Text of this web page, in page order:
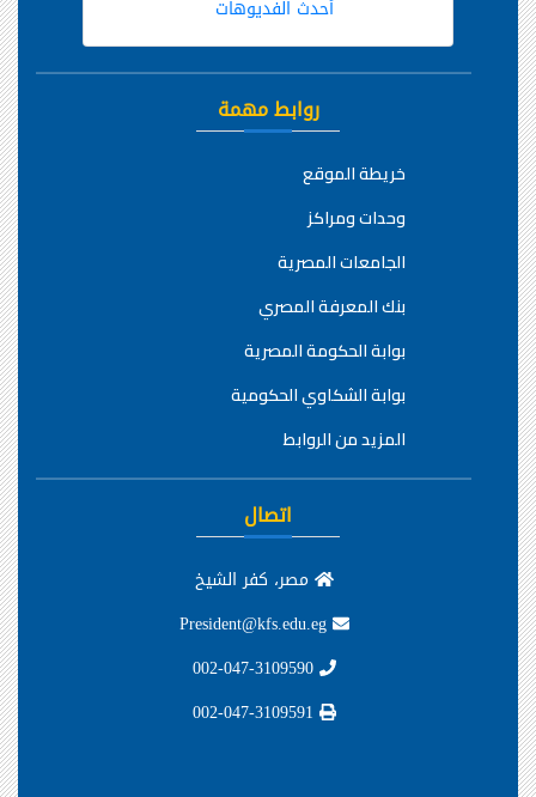
أحدث الفديوهات
روابط مهمة
خريطة الموقع
وحدات ومراكز
الجامعات المصرية
بنك المعرفة المصري
بوابة الحكومة المصرية
بوابة الشكاوي الحكومية
المزيد من الروابط
اتصال
مصر، كفر الشيخ